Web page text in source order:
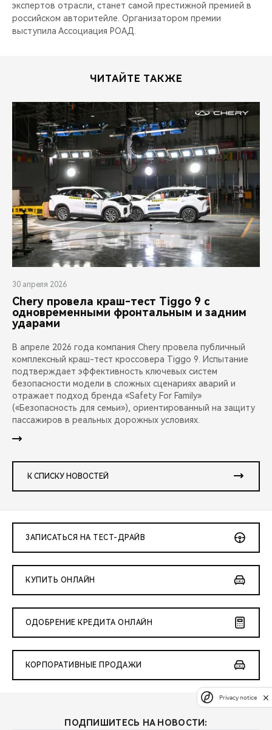
экспертов отрасли, станет самой престижной премией в
российском авторитейле. Организатором премии
выступила Ассоциация РОАД.
ЧИТАЙТЕ ТАКЖЕ
30 апреля 2026
Chery провела краш-тест Tiggo 9 с
одновременными фронтальным и задним
ударами
В апреле 2026 года компания Chery провела публичный
комплексный краш-тест кроссовера Tiggo 9. Испытание
подтверждает эффективность ключевых систем
безопасности модели в сложных сценариях аварий и
отражает подход бренда «Safety For Family»
(«Безопасность для семьи»), ориентированный на защиту
пассажиров в реальных дорожных условиях.
К СПИСКУ НОВОСТЕЙ
ЗАПИСАТЬСЯ НА ТЕСТ-ДРАЙВ
КУПИТЬ ОНЛАЙН
ОДОБРЕНИЕ КРЕДИТА ОНЛАЙН
КОРПОРАТИВНЫЕ ПРОДАЖИ
ПОДПИШИТЕСЬ НА НОВОСТИ:
Privacy notice